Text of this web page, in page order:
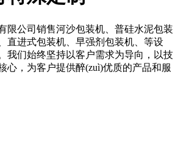
限公司销售河沙包装机、普硅水泥包装
直进式包装机、早强剂包装机、等设
我们始终坚持以客户需求为导向，以技
心，为客户提供醉(zuì)优质的产品和服